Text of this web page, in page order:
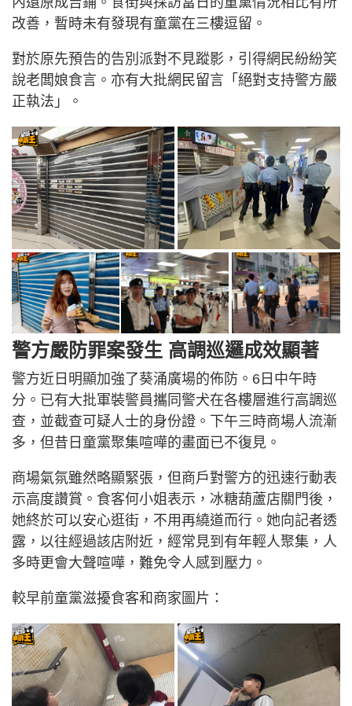
改善，暫時未有發現有童黨在三樓逗留。
對於原先預告的告別派對不見蹤影，引得網民紛紛笑
說老闆娘食言。亦有大批網民留言「絕對支持警方嚴
正執法」。
警方嚴防罪案發生 高調巡邏成效顯著
警方近日明顯加強了葵涌廣場的佈防。6日中午時
分。已有大批軍裝警員攜同警犬在各樓層進行高調巡
查，並截查可疑人士的身份證。下午三時商場人流漸
多，但昔日童黨聚集喧嘩的畫面已不復見。
商場氣氛雖然略顯緊張，但商戶對警方的迅速行動表
示高度讚賞。食客何小姐表示，冰糖葫蘆店關門後，
她終於可以安心逛街，不用再繞道而行。她向記者透
露，以往經過該店附近，經常見到有年輕人聚集，人
多時更會大聲喧嘩，難免令人感到壓力。
較早前童黨滋擾食客和商家圖片：